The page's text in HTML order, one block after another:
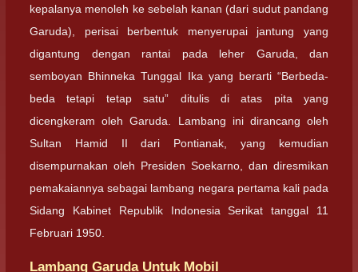
kepalanya menoleh ke sebelah kanan (dari sudut pandang
Garuda), perisai berbentuk menyerupai jantung yang
digantung dengan rantai pada leher Garuda, dan
semboyan Bhinneka Tunggal Ika yang berarti “Berbeda-
beda tetapi tetap satu” ditulis di atas pita yang
dicengkeram oleh Garuda. Lambang ini dirancang oleh
Sultan Hamid II dari Pontianak, yang kemudian
disempurnakan oleh Presiden Soekarno, dan diresmikan
pemakaiannya sebagai lambang negara pertama kali pada
Sidang Kabinet Republik Indonesia Serikat tanggal 11
Februari 1950.
Lambang Garuda Untuk Mobil